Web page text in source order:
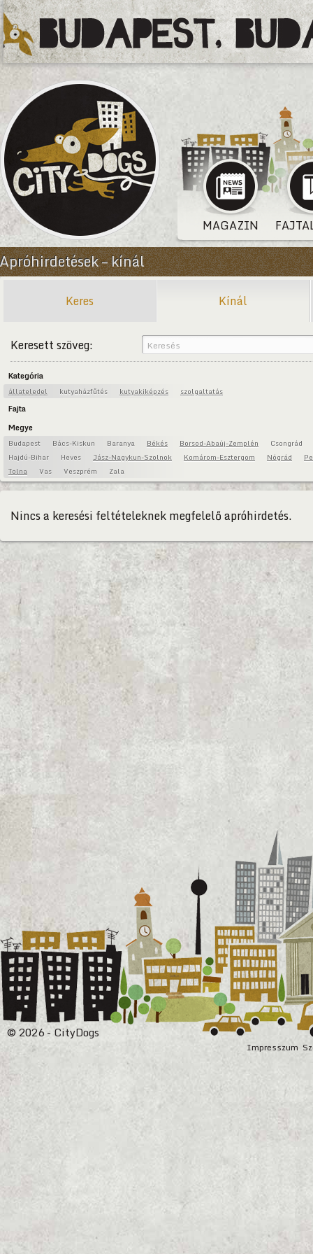
MAGAZIN
Apróhirdetések – kínál
Keres Kínál
Keresett szöveg:
Kategória
állateledel kutyaházfűtés kutyakiképzés szolgaltatás
Fajta
Megye
Budapest Bács-Kiskun Baranya Békés Borsod-Abaúj-Zemplén
Csongrád
Hajdú-Bihar
Heves Jász-Nagykun-Szolnok Komárom-Esztergom Nógrád
Tolna
Vas Veszprém Zala
Nincs a keresési feltételeknek megfelelő apróhirdetés.
Impresszum
© 2026 - CityDogs